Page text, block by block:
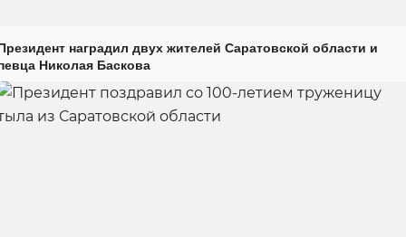
наградил двух жителей Саратовской области и
Николая Баскова